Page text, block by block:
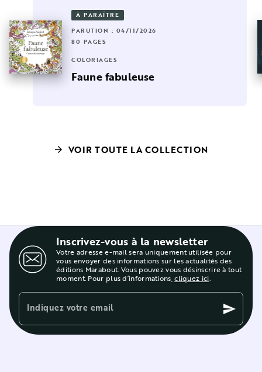
À PARAÎTRE
PARUTION : 04/11/2026
80 PAGES
COLORIAGES
Faune fabuleuse
arrow_forward VOIR TOUTE LA COLLECTION
Inscrivez-vous à la newsletter
Votre adresse e-mail sera uniquement utilisée pour
vous envoyer des informations sur les actualités des
éditions Marabout. Vous pouvez vous désinscrire à tout
moment. Pour plus d’informations,cliquez ici.
Indiquez votre email send